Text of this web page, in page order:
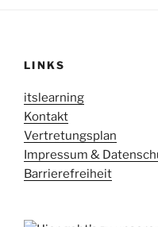
LINKS
itslearning
Kontakt
Vertretungsplan
Impressum &
Barrierefreiheit